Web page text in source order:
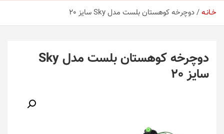
خـانـه دوچرخه کوهستان بلست مدل Sky سایز 20
دوچرخه کوهستان بلست مدل Sky
سایز 20